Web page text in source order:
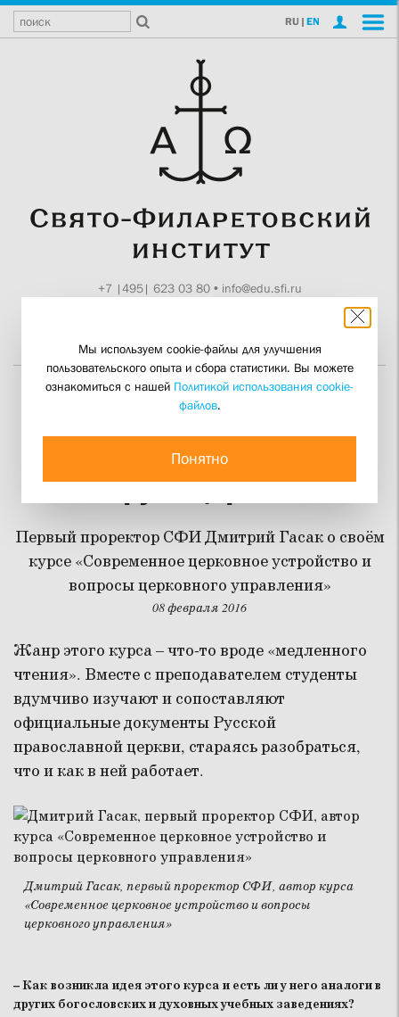
RU | EN
+7 |495| 623 03 80• info@edu.sfi.ru
Как избавиться от
иллюзий и не потерять
веру в Церковь
Первый проректор СФИ Дмитрий Гасак о своём
курсе «Современное церковное устройство и
вопросы церковного управления»
08 февраля 2016
Жанр этого курса – что-то вроде «медленного
чтения». Вместе с преподавателем студенты
вдумчиво изучают и сопоставляют
официальные документы Русской
православной церкви, стараясь разобраться,
что и как в ней работает.
Дмитрий Гасак, первый проректор СФИ, автор курса
«Современное церковное устройство и вопросы
церковного управления»
– Как возникла идея этого курса и есть ли у него аналоги в
других богословских и духовных учебных заведениях?
Мы используем cookie-файлы для улучшения
пользовательского опыта и сбора статистики. Вы можете
ознакомиться с нашей Политикой использования cookie-
файлов.
Понятно